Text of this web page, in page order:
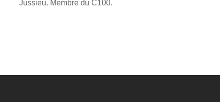
Jussieu. Membre du C100.